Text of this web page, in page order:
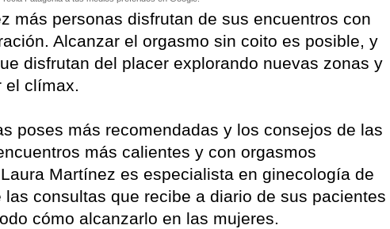
más personas disfrutan de sus encuentros con
Alcanzar el orgasmo sin coito es posible, y
disfrutan del placer explorando nuevas zonas y
el clímax.
poses más recomendadas y los consejos de las
más calientes y con orgasmos
Martínez es especialista en ginecología de
consultas que recibe a diario de sus pacientes
cómo alcanzarlo en las mujeres.